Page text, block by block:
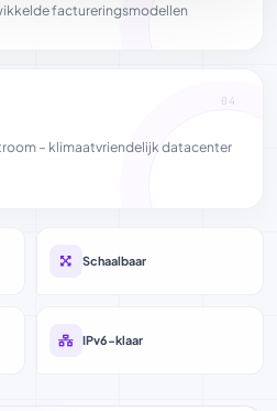
factureringsmodellen
04
– klimaatvriendelijk datacenter
Schaalbaar
IPv6-klaar